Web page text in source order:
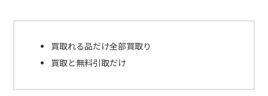
買取れる品だけ全部買取り
買取と無料引取だけ